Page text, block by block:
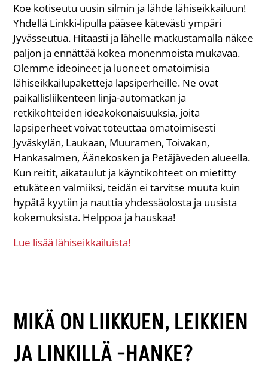
Koe kotiseutu uusin silmin ja lähde lähiseikkailuun!
Yhdellä Linkki-lipulla pääsee kätevästi ympäri
Jyvässeutua. Hitaasti ja lähelle matkustamalla näkee
paljon ja ennättää kokea monenmoista mukavaa.
Olemme ideoineet ja luoneet omatoimisia
lähiseikkailupaketteja lapsiperheille. Ne ovat
paikallisliikenteen linja-automatkan ja
retkikohteiden ideakokonaisuuksia, joita
lapsiperheet voivat toteuttaa omatoimisesti
Jyväskylän, Laukaan, Muuramen, Toivakan,
Hankasalmen, Äänekosken ja Petäjäveden alueella.
Kun reitit, aikataulut ja käyntikohteet on mietitty
etukäteen valmiiksi, teidän ei tarvitse muuta kuin
hypätä kyytiin ja nauttia yhdessäolosta ja uusista
kokemuksista. Helppoa ja hauskaa!
Lue lisää lähiseikkailuista!
MIKÄ ON LIIKKUEN, LEIKKIEN
JA LINKILLÄ -HANKE?